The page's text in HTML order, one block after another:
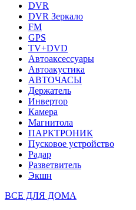
DVR
DVR Зеркало
FM
GPS
TV+DVD
Автоаксессуары
Автоакустика
АВТОЧАСЫ
Держатель
Инвертор
Камера
Магнитола
ПАРКТРОНИК
Пусковое устройство
Радар
Разветвитель
Экшн
ВСЕ ДЛЯ ДОМА